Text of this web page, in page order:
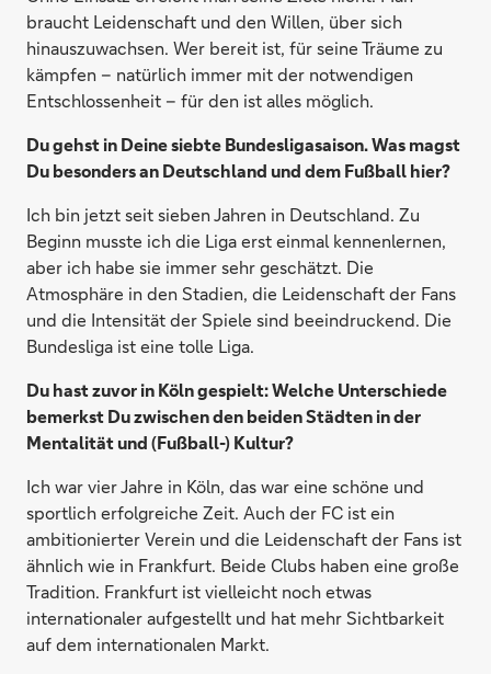
braucht Leidenschaft und den Willen, über sich
hinauszuwachsen. Wer bereit ist, für seine Träume zu
kämpfen – natürlich immer mit der notwendigen
Entschlossenheit – für den ist alles möglich.
Du gehst in Deine siebte Bundesligasaison. Was magst
Du besonders an Deutschland und dem Fußball hier?
Ich bin jetzt seit sieben Jahren in Deutschland. Zu
Beginn musste ich die Liga erst einmal kennenlernen,
aber ich habe sie immer sehr geschätzt. Die
Atmosphäre in den Stadien, die Leidenschaft der Fans
und die Intensität der Spiele sind beeindruckend. Die
Bundesliga ist eine tolle Liga.
Du hast zuvor in Köln gespielt: Welche Unterschiede
bemerkst Du zwischen den beiden Städten in der
Mentalität und (Fußball-) Kultur?
Ich war vier Jahre in Köln, das war eine schöne und
sportlich erfolgreiche Zeit. Auch der FC ist ein
ambitionierter Verein und die Leidenschaft der Fans ist
ähnlich wie in Frankfurt. Beide Clubs haben eine große
Tradition. Frankfurt ist vielleicht noch etwas
internationaler aufgestellt und hat mehr Sichtbarkeit
auf dem internationalen Markt.